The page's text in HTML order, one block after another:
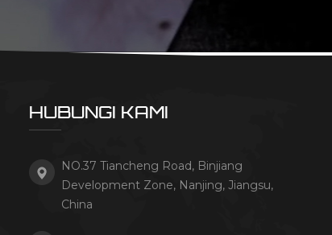
HUBUNGI KAMI
NO.37 Tiancheng Road, Binjiang
Development Zone, Nanjing, Jiangsu,
China